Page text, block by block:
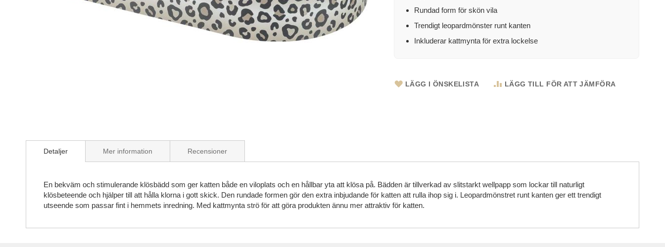
to
images
gallery
Rundad form för skön vila
Trendigt leopardmönster runt kanten
Inkluderar kattmynta för extra lockelse
LÄGG I ÖNSKELISTA LÄGG TILL FÖR ATT JÄMFÖRA
Detaljer
En bekväm och stimulerande klösbädd som ger katten både en viloplats och en hållbar yta att klösa på. Bädden är tillverkad av slitstarkt wellpapp som lockar till naturligt
klösbeteende och hjälper till att hålla klorna i gott skick. Den rundade formen gör den extra inbjudande för katten att rulla ihop sig i. Leopardmönstret runt kanten ger ett trendigt
utseende som passar fint i hemmets inredning. Med kattmynta strö för att göra produkten ännu mer attraktiv för katten.
Mer information Recensioner